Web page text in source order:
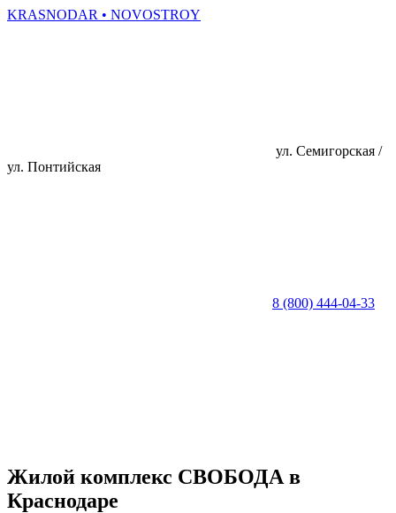
KRASNODAR • NOVOSTROY
ул. Семигорская /
ул. Понтийская
8 (800) 444-04-33
Жилой комплекс СВОБОДА в
Краснодаре